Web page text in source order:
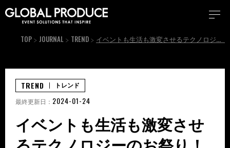
TOP JOURNAL TREND イベントも生活も激変させるテクノロジーのお祭り！CES2024とは？
イベントも生活も激変させ
TREND トレンド
最終更新日： 2024-01-24